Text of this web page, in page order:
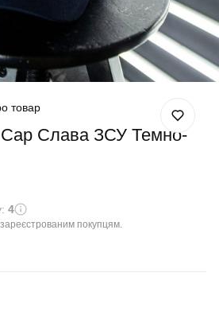
товар
Слава ЗСУ Темно-
4
покупцям.